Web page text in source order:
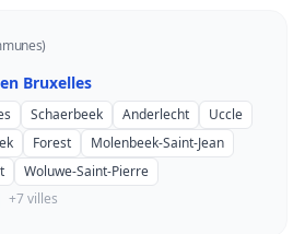
Bruxelles
Schaerbeek Anderlecht
Uccle
Forest
Molenbeek-Saint-Jean
Woluwe-Saint-Pierre
+7 villes